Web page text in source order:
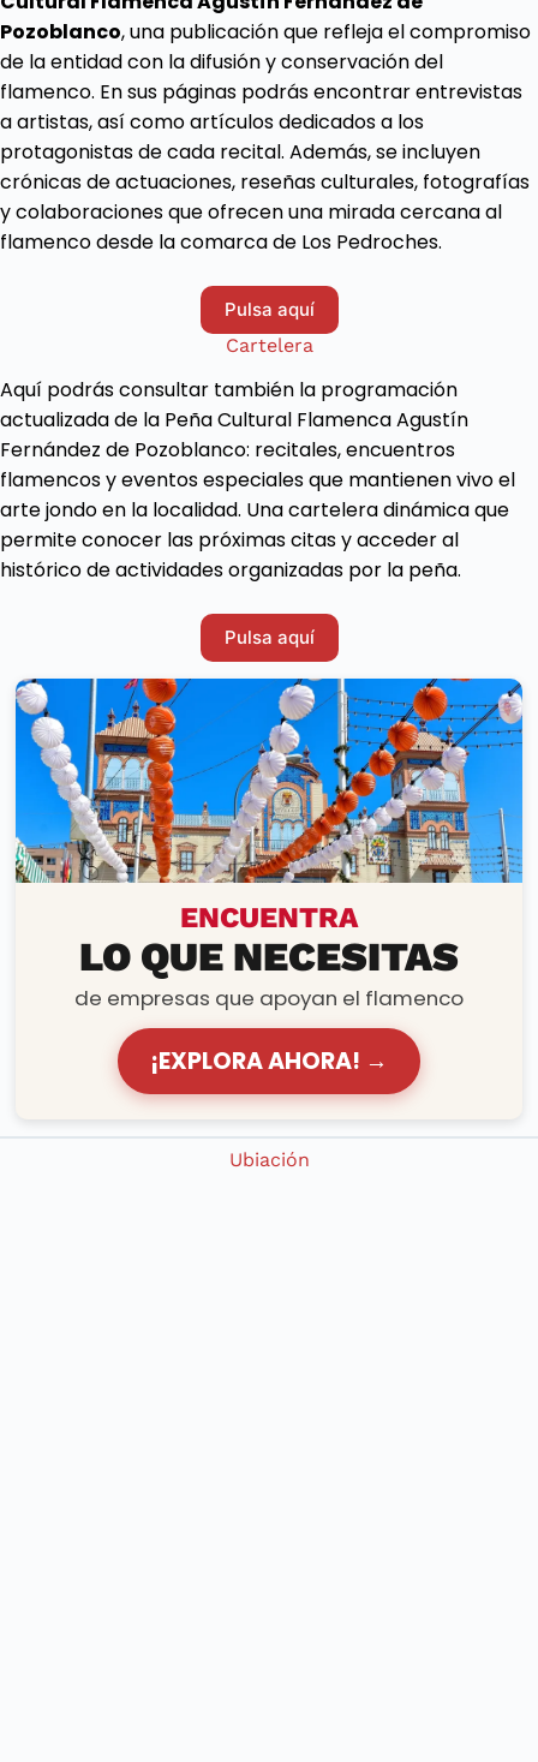
Pozoblanco, una publicación que refleja el compromiso
de la entidad con la difusión y conservación del
flamenco. En sus páginas podrás encontrar entrevistas
a artistas, así como artículos dedicados a los
protagonistas de cada recital. Además, se incluyen
crónicas de actuaciones, reseñas culturales, fotografías
y colaboraciones que ofrecen una mirada cercana al
flamenco desde la comarca de Los Pedroches.
Pulsa aquí
Cartelera
Aquí podrás consultar también la programación
actualizada de la Peña Cultural Flamenca Agustín
Fernández de Pozoblanco: recitales, encuentros
flamencos y eventos especiales que mantienen vivo el
arte jondo en la localidad. Una cartelera dinámica que
permite conocer las próximas citas y acceder al
histórico de actividades organizadas por la peña.
Pulsa aquí
PRODUCTOS Y SERVICIOS
ENCUENTRA
LO QUE NECESITAS
de empresas que apoyan el flamenco
¡EXPLORA AHORA! →
Ubiación